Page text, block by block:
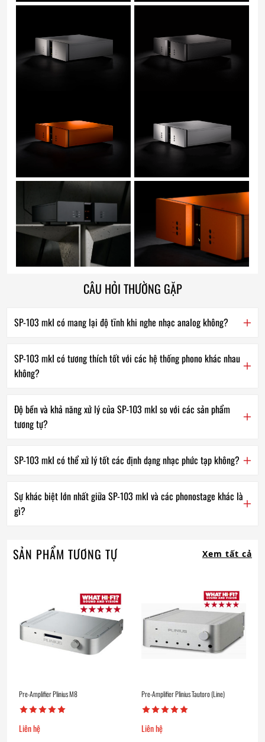
CÂU HỎI THƯỜNG GẶP
SP-103 mkI có mang lại độ tĩnh khi nghe nhạc analog không?
SP-103 mkI có tương thích tốt với các hệ thống phono khác nhau
không?
Độ bền và khả năng xử lý của SP-103 mkI so với các sản phẩm
tương tự?
SP-103 mkI có thể xử lý tốt các định dạng nhạc phức tạp không?
Sự khác biệt lớn nhất giữa SP-103 mkI và các phonostage khác là
gì?
SẢN PHẨM TƯƠNG TỰ Xem tất cả
Pre-Amplifier Plinius M8
Liên hệ
Pre-Amplifier Plinius Tautoro (Line)
Liên hệ